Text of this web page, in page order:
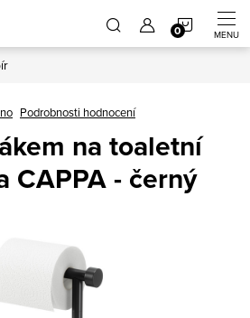
Podrobnosti hodnocení
na toaletní
CAPPA - černý